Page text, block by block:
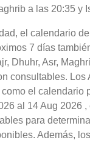
a las 20:35 y
el calendario
7 días
Dhuhr, Asr,
consultables. Los
el calendario
al 14 Aug 2026 ,
para
Además,